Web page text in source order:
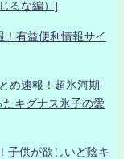
るな編）]
有益便利情報サイ
め速報！超氷河期
キグナス氷子の愛
子供が欲しいど陰キ